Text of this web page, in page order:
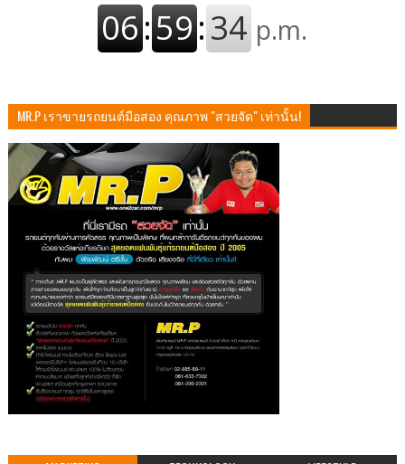
MR.P เราขายรถยนต์มือสอง คุณภาพ "สวยจัด" เท่านั้น!